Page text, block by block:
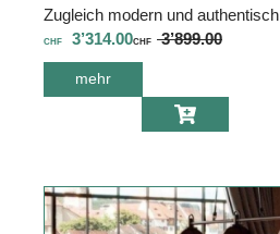
Zugleich modern und authentisch
CHF 3’314.00CHF 3’899.00
mehr
Tisch Terra
T0401 PM2 +Ext